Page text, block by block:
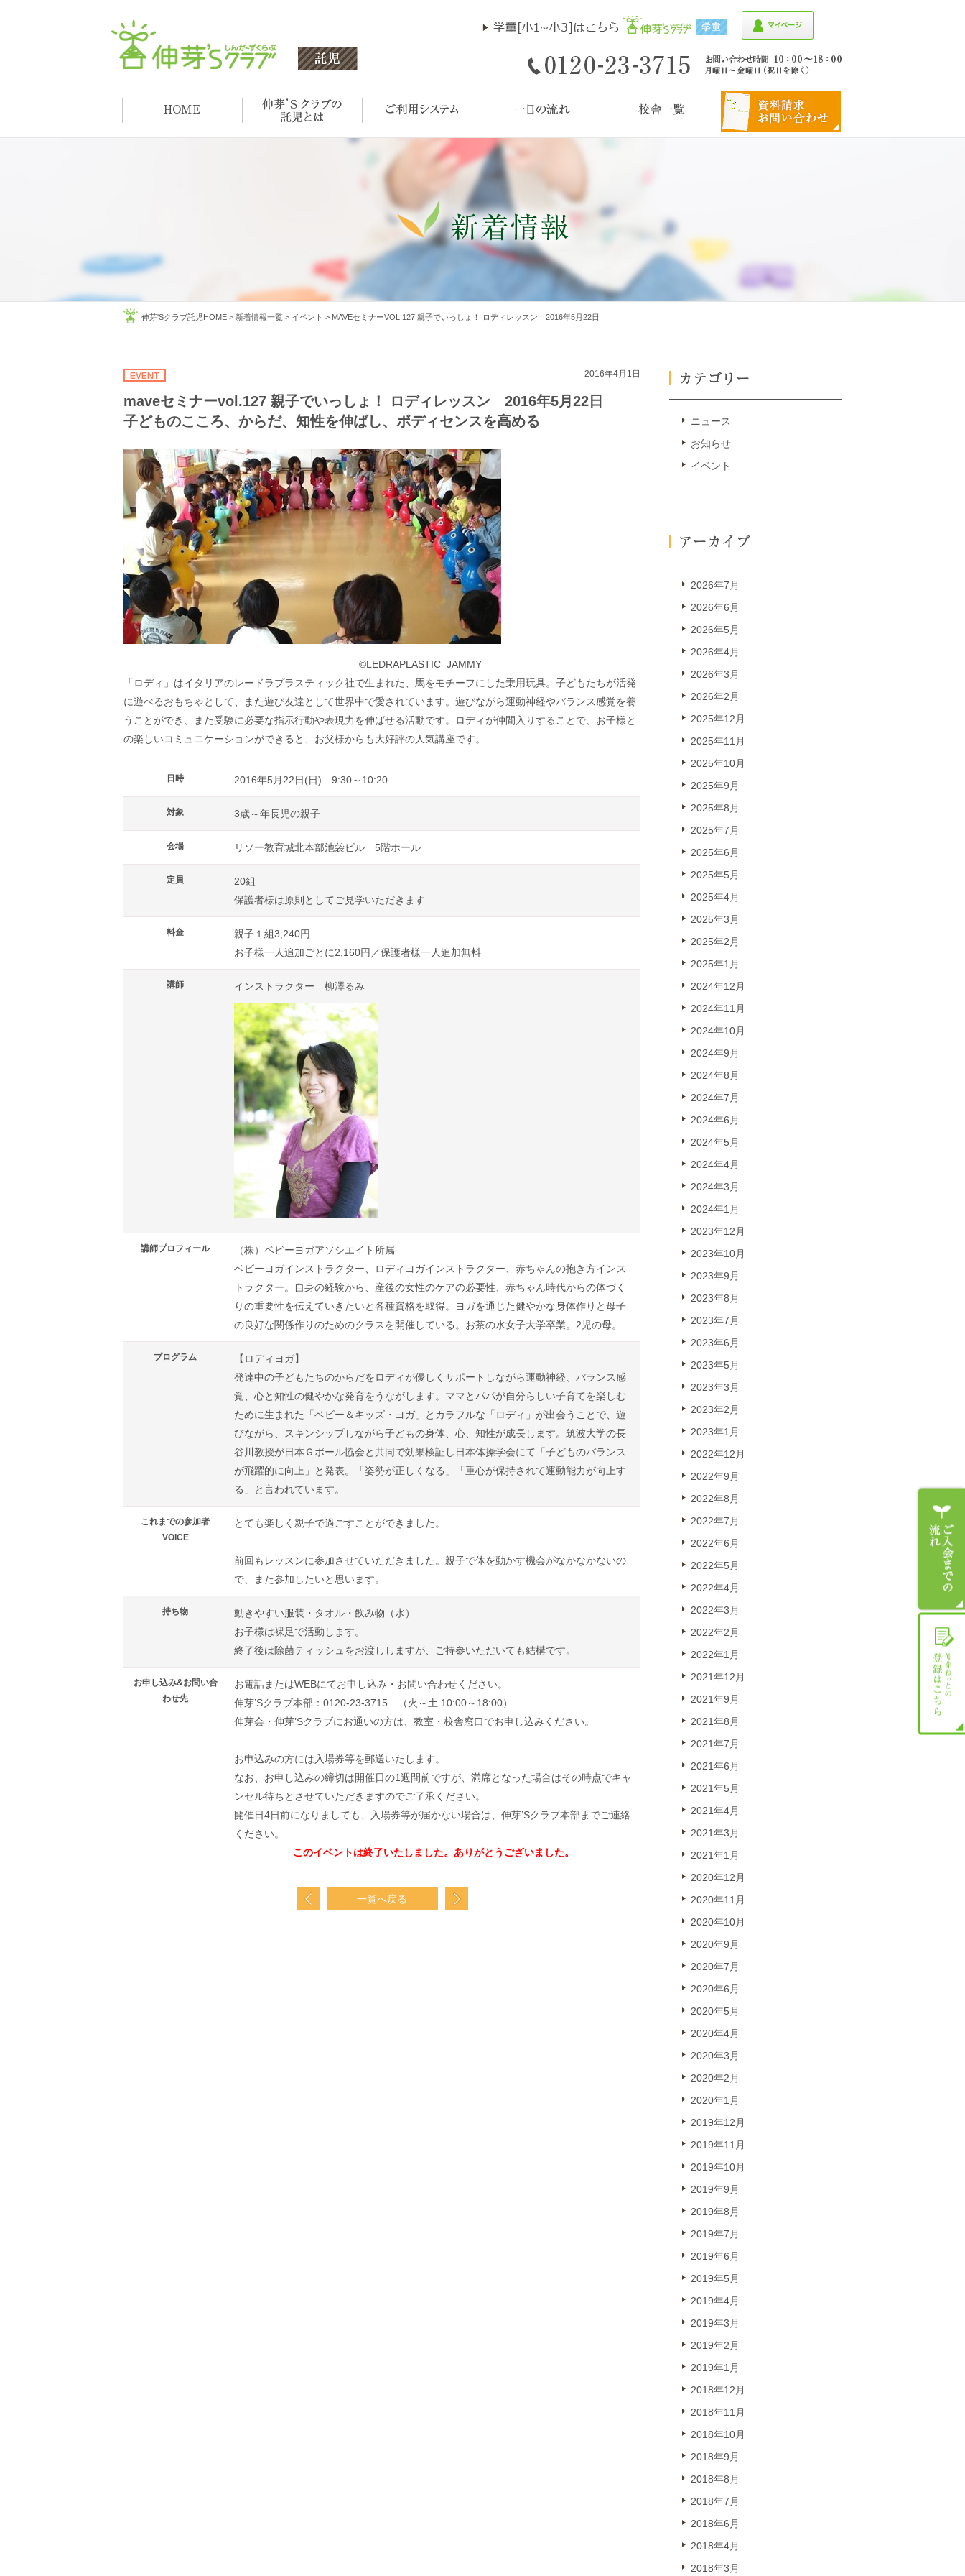
伸芽'Sクラブ託児HOME > 新着情報一覧 > イベント > MAVEセミナーVOL.127 親子でいっしょ！ ロディレッスン 2016年5月22日
2016年4月1日
maveセミナーvol.127 親子でいっしょ！ ロディレッスン 2016年5月22日
子どものこころ、からだ、知性を伸ばし、ボディセンスを高める
©LEDRAPLASTIC JAMMY
「ロディ」はイタリアのレードラプラスティック社で生まれた、馬をモチーフにした乗用玩具。子どもたちが活発
に遊べるおもちゃとして、また遊び友達として世界中で愛されています。遊びながら運動神経やバランス感覚を養
うことができ、また受験に必要な指示行動や表現力を伸ばせる活動です。ロディが仲間入りすることで、お子様と
の楽しいコミュニケーションができると、お父様からも大好評の人気講座です。
日時 2016年5月22日(日) 9:30～10:20
対象 3歳～年長児の親子
会場 リソー教育城北本部池袋ビル 5階ホール
定員
20組
保護者様は原則としてご見学いただきます
料金
親子１組3,240円
お子様一人追加ごとに2,160円／保護者様一人追加無料
講師 インストラクター 柳澤るみ
講師プロフィール
（株）ベビーヨガアソシエイト所属
ベビーヨガインストラクター、ロディヨガインストラクター、赤ちゃんの抱き方インス
トラクター。自身の経験から、産後の女性のケアの必要性、赤ちゃん時代からの体づく
りの重要性を伝えていきたいと各種資格を取得。ヨガを通じた健やかな身体作りと母子
の良好な関係作りのためのクラスを開催している。お茶の水女子大学卒業。2児の母。
プログラム
【ロディヨガ】
発達中の子どもたちのからだをロディが優しくサポートしながら運動神経、バランス感
覚、心と知性の健やかな発育をうながします。ママとパパが自分らしい子育てを楽しむ
ために生まれた「ベビー＆キッズ・ヨガ」とカラフルな「ロディ」が出会うことで、遊
びながら、スキンシップしながら子どもの身体、心、知性が成長します。筑波大学の長
谷川教授が日本Ｇボール協会と共同で効果検証し日本体操学会にて「子どものバランス
が飛躍的に向上」と発表。「姿勢が正しくなる」「重心が保持されて運動能力が向上す
る」と言われています。
これまでの参加者
VOICE
とても楽しく親子で過ごすことができました。
前回もレッスンに参加させていただきました。親子で体を動かす機会がなかなかないの
で、また参加したいと思います。
持ち物
動きやすい服装・タオル・飲み物（水）
お子様は裸足で活動します。
終了後は除菌ティッシュをお渡ししますが、ご持参いただいても結構です。
お申し込み&お問い合
わせ先
お電話またはWEBにてお申し込み・お問い合わせください。
伸芽’Sクラブ本部：0120-23-3715 （火～土 10:00～18:00）
伸芽会・伸芽’Sクラブにお通いの方は、教室・校舎窓口でお申し込みください。
お申込みの方には入場券等を郵送いたします。
なお、お申し込みの締切は開催日の1週間前ですが、満席となった場合はその時点でキャ
ンセル待ちとさせていただきますのでご了承ください。
開催日4日前になりましても、入場券等が届かない場合は、伸芽’Sクラブ本部までご連絡
ください。
このイベントは終了いたしました。ありがとうございました。
一覧へ戻る
ニュース
お知らせ
イベント
2026年7月
2026年6月
2026年5月
2026年4月
2026年3月
2026年2月
2025年12月
2025年11月
2025年10月
2025年9月
2025年8月
2025年7月
2025年6月
2025年5月
2025年4月
2025年3月
2025年2月
2025年1月
2024年12月
2024年11月
2024年10月
2024年9月
2024年8月
2024年7月
2024年6月
2024年5月
2024年4月
2024年3月
2024年1月
2023年12月
2023年10月
2023年9月
2023年8月
2023年7月
2023年6月
2023年5月
2023年3月
2023年2月
2023年1月
2022年12月
2022年9月
2022年8月
2022年7月
2022年6月
2022年5月
2022年4月
2022年3月
2022年2月
2022年1月
2021年12月
2021年9月
2021年8月
2021年7月
2021年6月
2021年5月
2021年4月
2021年3月
2021年1月
2020年12月
2020年11月
2020年10月
2020年9月
2020年7月
2020年6月
2020年5月
2020年4月
2020年3月
2020年2月
2020年1月
2019年12月
2019年11月
2019年10月
2019年9月
2019年8月
2019年7月
2019年6月
2019年5月
2019年4月
2019年3月
2019年2月
2019年1月
2018年12月
2018年11月
2018年10月
2018年9月
2018年8月
2018年7月
2018年6月
2018年4月
2018年3月